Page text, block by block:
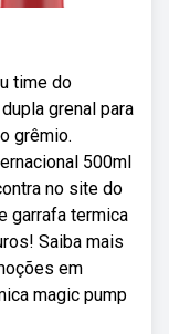
time do
grenal para
grêmio.
500ml
no site do
garrafa termica
Saiba mais
em
magic pump